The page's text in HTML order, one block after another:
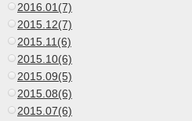
2016.01(7)
2015.12(7)
2015.11(6)
2015.10(6)
2015.09(5)
2015.08(6)
2015.07(6)